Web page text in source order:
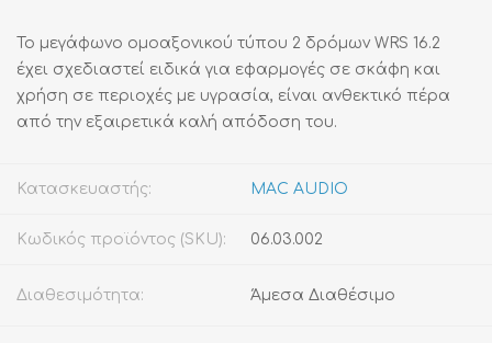
Το μεγάφωνο ομοαξονικού τύπου 2 δρόμων WRS 16.2
έχει σχεδιαστεί ειδικά για εφαρμογές σε σκάφη και
χρήση σε περιοχές με υγρασία, είναι ανθεκτικό πέρα
από την εξαιρετικά καλή απόδοση του.
Κατασκευαστής: MAC AUDIO
Κωδικός προϊόντος (SKU): 06.03.002
Διαθεσιμότητα: Άμεσα Διαθέσιμο